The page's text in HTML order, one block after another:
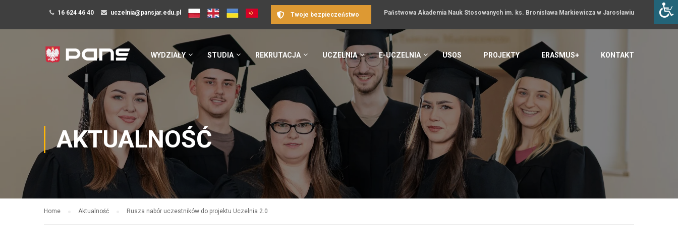
16 624 46 40 uczelnia@pansjar.edu.pl Państwowa Akademia Nauk Stosowanych im. ks. Bronisława Markiewicza w Jarosławiu
Twoje bezpieczeństwo
WYDZIAŁY STUDIA REKRUTACJA UCZELNIA E-UCZELNIA USOS PROJEKTY ERASMUS+ KONTAKT
AKTUALNOŚĆ
Home Aktualność Rusza nabór uczestników do projektu Uczelnia 2.0